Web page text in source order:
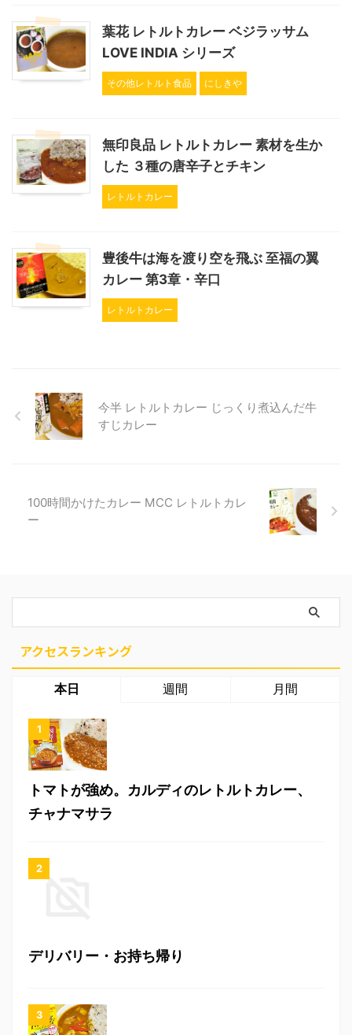
葉花 レトルトカレー ベジラッサム
LOVE INDIA シリーズ
その他レトルト食品 にしきや
無印良品 レトルトカレー 素材を生か
した ３種の唐辛子とチキン
レトルトカレー
豊後牛は海を渡り空を飛ぶ 至福の翼
カレー 第3章・辛口
レトルトカレー
今半 レトルトカレー じっくり煮込んだ牛
すじカレー
100時間かけたカレー MCC レトルトカレ
ー
アクセスランキング
本日 週間 月間
トマトが強め。カルディのレトルトカレー、
チャナマサラ
デリバリー・お持ち帰り